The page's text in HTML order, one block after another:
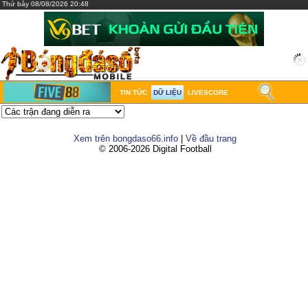
Thứ bảy 08/08/2026 20:48
TIN TỨC DỮ LIỆU LIVESCORE
Xem trên bongdaso66.info
Về đầu trang
© 2006-2026 Digital Football